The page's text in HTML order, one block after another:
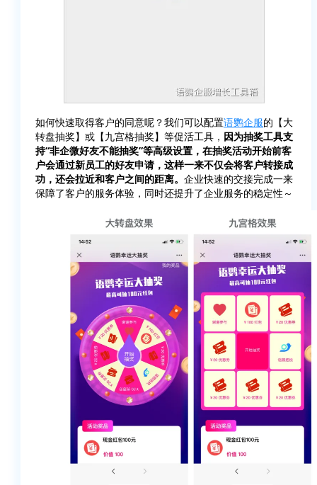
如何快速取得客户的同意呢？我们可以配置语鹦企服的【大
转盘抽奖】或【九宫格抽奖】等促活工具， 因为抽奖工具支
持“非企微好友不能抽奖”等高级设置，在抽奖活动开始前客
户会通过新员工的好友申请，这样一来不仅会将客户转接成
功，还会拉近和客户之间的距离。 企业快速的交接完成一来
保障了客户的服务体验，同时还提升了企业服务的稳定性～